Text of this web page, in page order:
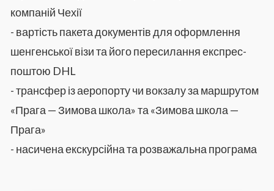
компаній Чехії
- вартість пакета документів для оформлення
шенгенської візи та його пересилання експрес-
поштою DHL
- трансфер із аеропорту чи вокзалу за маршрутом
«Прага — Зимова школа» та «Зимова школа —
Прага»
- насичена екскурсійна та розважальна програма